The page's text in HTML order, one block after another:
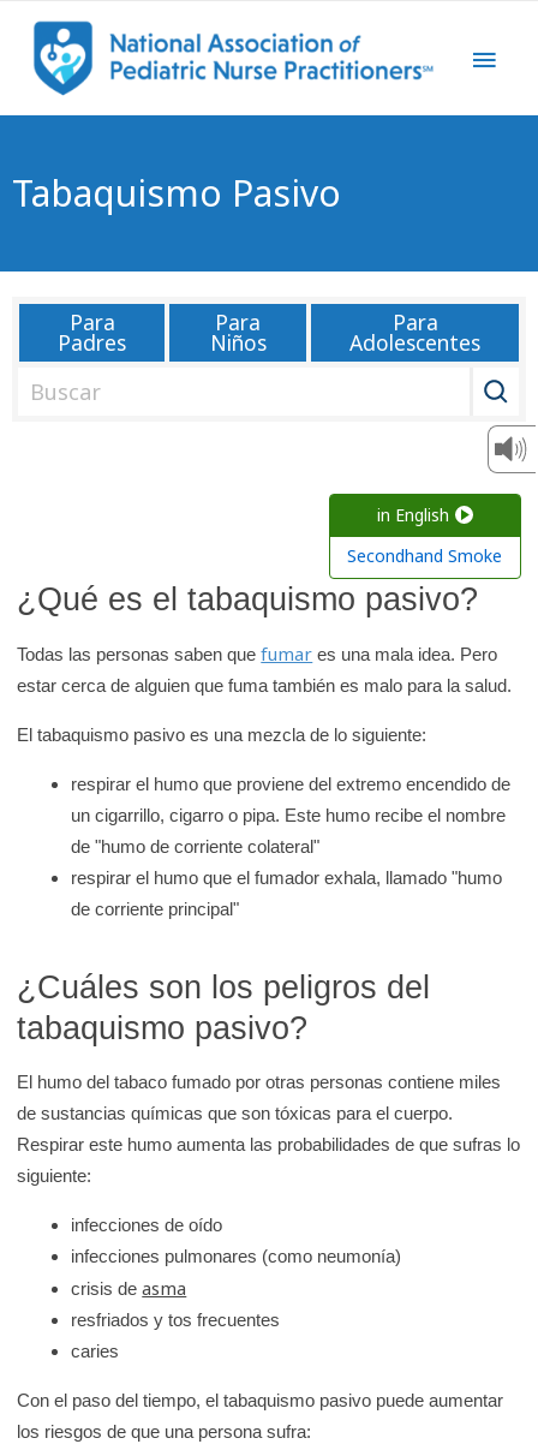
Tabaquismo Pasivo
Para
Padres
Para
Niños
Para
Adolescentes
n
i
a
d
K
i
d
in English
Secondhand Smoke
¿Qué es el tabaquismo pasivo?
Todas las personas saben quefumar es una mala idea. Pero
estar cerca de alguien que fuma también es malo para la salud.
El tabaquismo pasivo es una mezcla de lo siguiente:
respirar el humo que proviene del extremo encendido de
un cigarrillo, cigarro o pipa. Este humo recibe el nombre
de "humo de corriente colateral"
respirar el humo que el fumador exhala, llamado "humo
de corriente principal"
¿Cuáles son los peligros del
tabaquismo pasivo?
El humo del tabaco fumado por otras personas contiene miles
de sustancias químicas que son tóxicas para el cuerpo.
Respirar este humo aumenta las probabilidades de que sufras lo
siguiente:
infecciones de oído
infecciones pulmonares (como neumonía)
crisis deasma
resfriados y tos frecuentes
caries
Con el paso del tiempo, el tabaquismo pasivo puede aumentar
los riesgos de que una persona sufra: